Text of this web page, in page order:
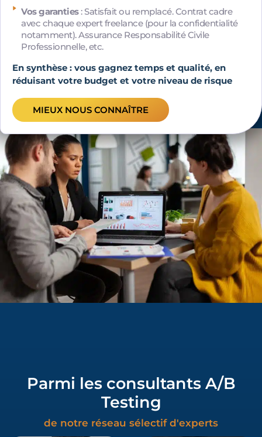
Vos garanties : Satisfait ou remplacé. Contrat cadre
avec chaque expert freelance (pour la confidentialité
notamment). Assurance Responsabilité Civile
Professionnelle, etc.
En synthèse : vous gagnez temps et qualité, en
réduisant votre budget et votre niveau de risque
MIEUX NOUS CONNAÎTRE
Parmi les consultants A/B
Testing
de notre réseau sélectif d'experts